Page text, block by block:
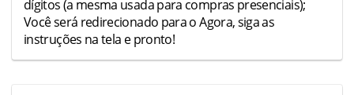
dígitos (a mesma usada para compras presenciais);
Você será redirecionado para o Agora, siga as
instruções na tela e pronto!